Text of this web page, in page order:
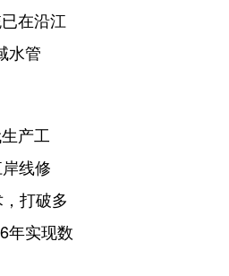
在沿江
水管
产工
线修
打破多
年实现数